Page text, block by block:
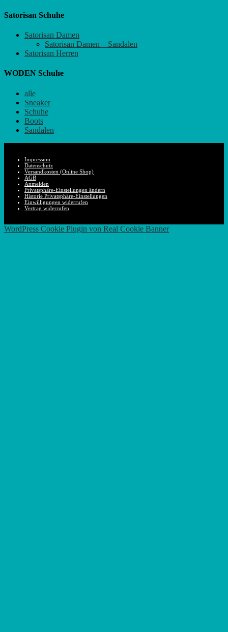
Satorisan Schuhe
Satorisan Damen
Satorisan Damen – Sandalen
Satorisan Herren
WODEN Schuhe
alle
Sneaker
Schuhe
Boots
Sandalen
Impressum
Datenschutz
Versandkosten (Online Shop)
AGB
Anmelden
Privatsphäre-Einstellungen ändern
Historie Privatsphäre-Einstellungen
Einwilligungen widerrufen
Vertrag widerrufen
Nach
WordPress Cookie Plugin von Real Cookie Banner